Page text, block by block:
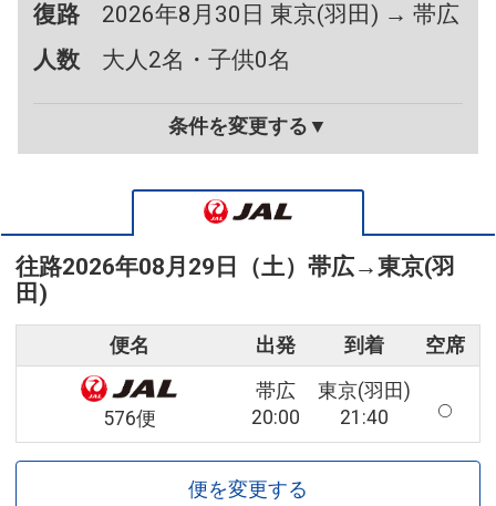
復路
2026年8月30日 東京(羽田) → 帯広
人数
大人2名・子供0名
条件を変更する▼
往路2026年08月29日（土） 帯広→東京(羽
田)
便名 出発 到着 空席
576便
帯広
20:00
東京(羽田)
21:40
便を変更する